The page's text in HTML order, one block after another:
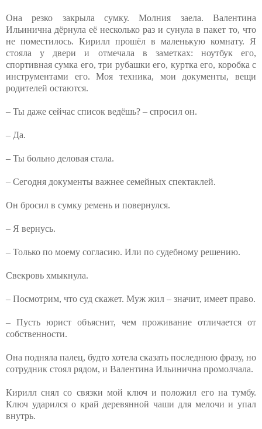
Она резко закрыла сумку. Молния заела. Валентина
Ильинична дёрнула её несколько раз и сунула в пакет то, что
не поместилось. Кирилл прошёл в маленькую комнату. Я
стояла у двери и отмечала в заметках: ноутбук его,
спортивная сумка его, три рубашки его, куртка его, коробка с
инструментами его. Моя техника, мои документы, вещи
родителей остаются.
– Ты даже сейчас список ведёшь? – спросил он.
– Да.
– Ты больно деловая стала.
– Сегодня документы важнее семейных спектаклей.
Он бросил в сумку ремень и повернулся.
– Я вернусь.
– Только по моему согласию. Или по судебному решению.
Свекровь хмыкнула.
– Посмотрим, что суд скажет. Муж жил – значит, имеет право.
– Пусть юрист объяснит, чем проживание отличается от
собственности.
Она подняла палец, будто хотела сказать последнюю фразу, но
сотрудник стоял рядом, и Валентина Ильинична промолчала.
Кирилл снял со связки мой ключ и положил его на тумбу.
Ключ ударился о край деревянной чаши для мелочи и упал
внутрь.